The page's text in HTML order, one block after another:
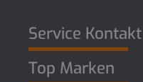
Service Kontakt
Top Marken